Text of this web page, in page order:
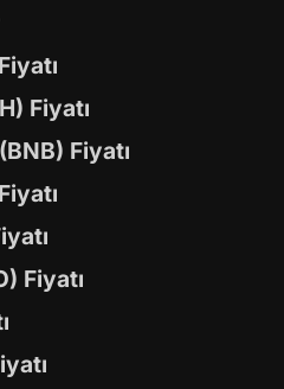
Fiyatı
Fiyatı
Fiyatı